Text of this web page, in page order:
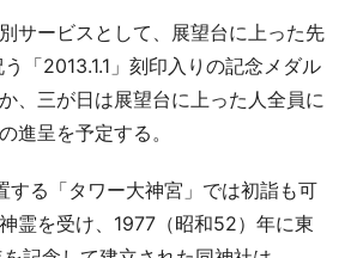
サービスとして、展望台に上った先
「2013.1.1」刻印入りの記念メダル
、三が日は展望台に上った人全員に
進呈を予定する。
る「タワー大神宮」では初詣も可
霊を受け、1977（昭和52）年に東